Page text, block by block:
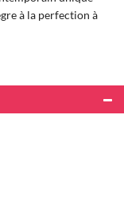
à la perfection à